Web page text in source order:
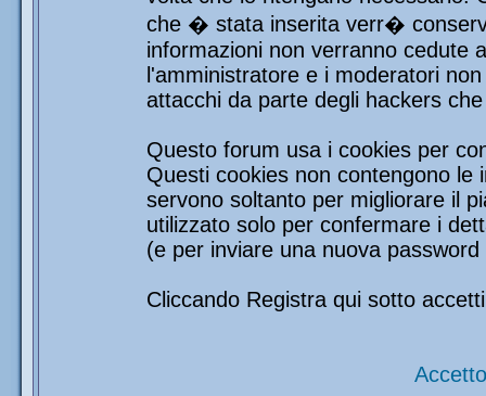
che � stata inserita verr�
informazioni non verranno cedute
l'amministratore e i moderatori
attacchi da parte degli hackers
Questo forum usa i cookies per
Questi cookies non contengono le
servono soltanto per migliorare il
utilizzato solo per confermare i
(e per inviare una nuova
Cliccando Registra qui sotto